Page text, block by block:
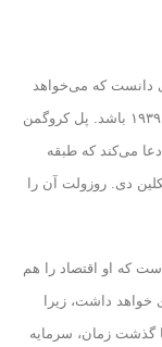
دانست که می‌خواهد
. پل کروگمن
می‌کند که طبقه
دی. روزولت آن را
که او اقتصاد را هم
خواهد داشت، زیرا
گذشت زمان، سرمایه